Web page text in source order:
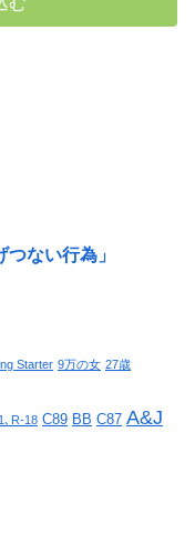
つない行為」
Starter 9万の女 27歳
､R-18 C89 BB C87 A&J